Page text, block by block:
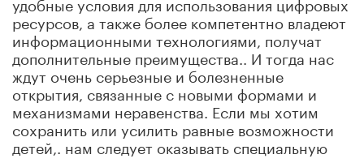
ресурсов, а также более компетентно владеют
информационными технологиями, получат
дополнительные преимущества.. И тогда нас
ждут очень серьезные и болезненные
открытия, связанные с новыми формами и
механизмами неравенства. Если мы хотим
сохранить или усилить равные возможности
детей,. нам следует оказывать специальную